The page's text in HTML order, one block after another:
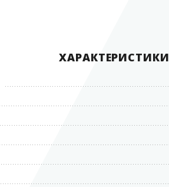
ХАРАКТЕРИСТИКИ